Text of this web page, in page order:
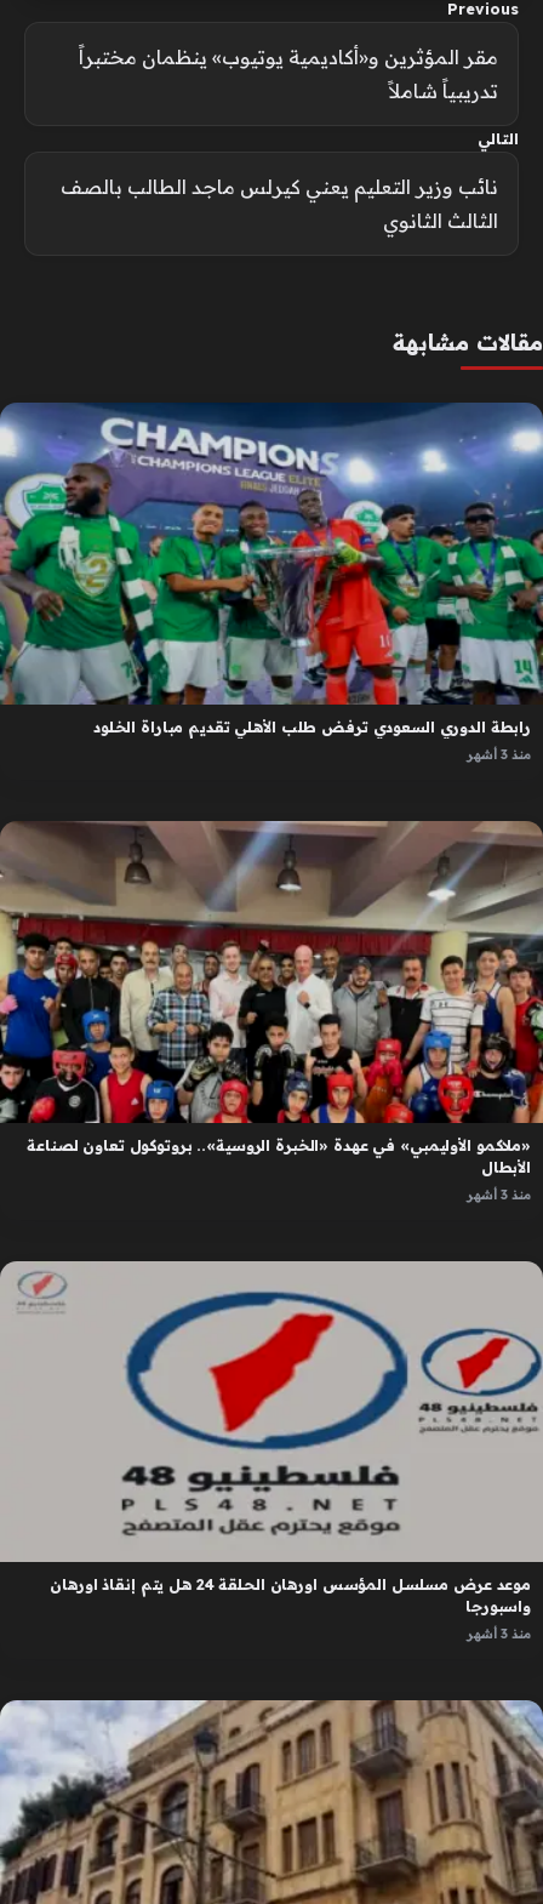
Previous
مقر المؤثرين و«أكاديمية يوتيوب» ينظمان مختبراً
تدريبياً شاملاً
التالي
نائب وزير التعليم يعني كيرلس ماجد الطالب بالصف
الثالث الثانوي
مقالات مشابهة
رابطة الدوري السعودي ترفض طلب الأهلي تقديم مباراة الخلود
منذ 3 أشهر
«ملاكمو الأوليمبي» في عهدة «الخبرة الروسية».. بروتوكول تعاون لصناعة
الأبطال
منذ 3 أشهر
موعد عرض مسلسل المؤسس اورهان الحلقة 24 هل يتم إنقاذ اورهان
واسبورجا
منذ 3 أشهر